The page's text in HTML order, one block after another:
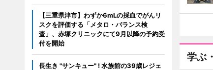
学ぶ
【三重県津市】わずか6mLの採血でがんリ
スクを評価する「メタロ・バランス検
査」、赤塚クリニックにて9月以降の予約受
付を開始
長生き "サンキュー" ! 水族館の39歳レジェ